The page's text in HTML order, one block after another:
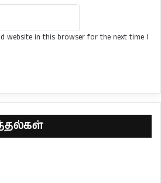
website in this browser for the next time I